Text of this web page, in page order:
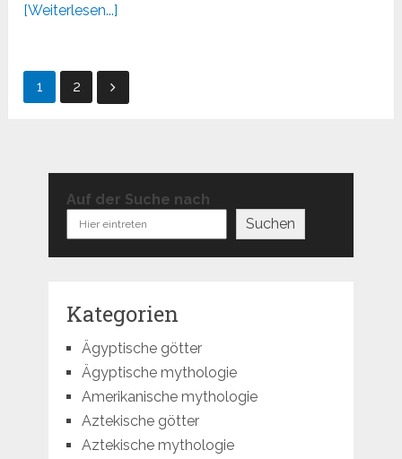
[Weiterlesen...]
Seitennummerierung
1 2
Auf der Suche nach
Suchen
Kategorien
Ägyptische götter
Ägyptische mythologie
Amerikanische mythologie
Aztekische götter
Aztekische mythologie